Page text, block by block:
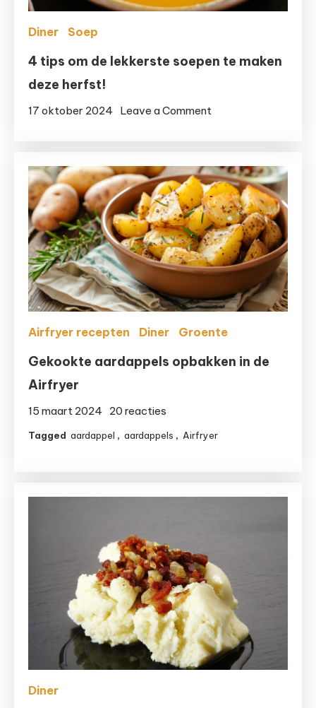
Diner Soep
4 tips om de lekkerste soepen te maken
deze herfst!
17 oktober 2024 Leave a Comment
om
de
lekkerste
soepen
te
maken
herfst!
Airfryer recepten Diner Groente
Gekookte aardappels opbakken in de
Airfryer
15 maart 2024 20 reacties
Gekookte
Tagged aardappel , aardappels , Airfryer
Diner